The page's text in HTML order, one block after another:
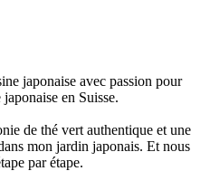
japonaise avec passion pour
en Suisse.
de thé vert authentique et une
mon jardin japonais. Et nous
par étape.